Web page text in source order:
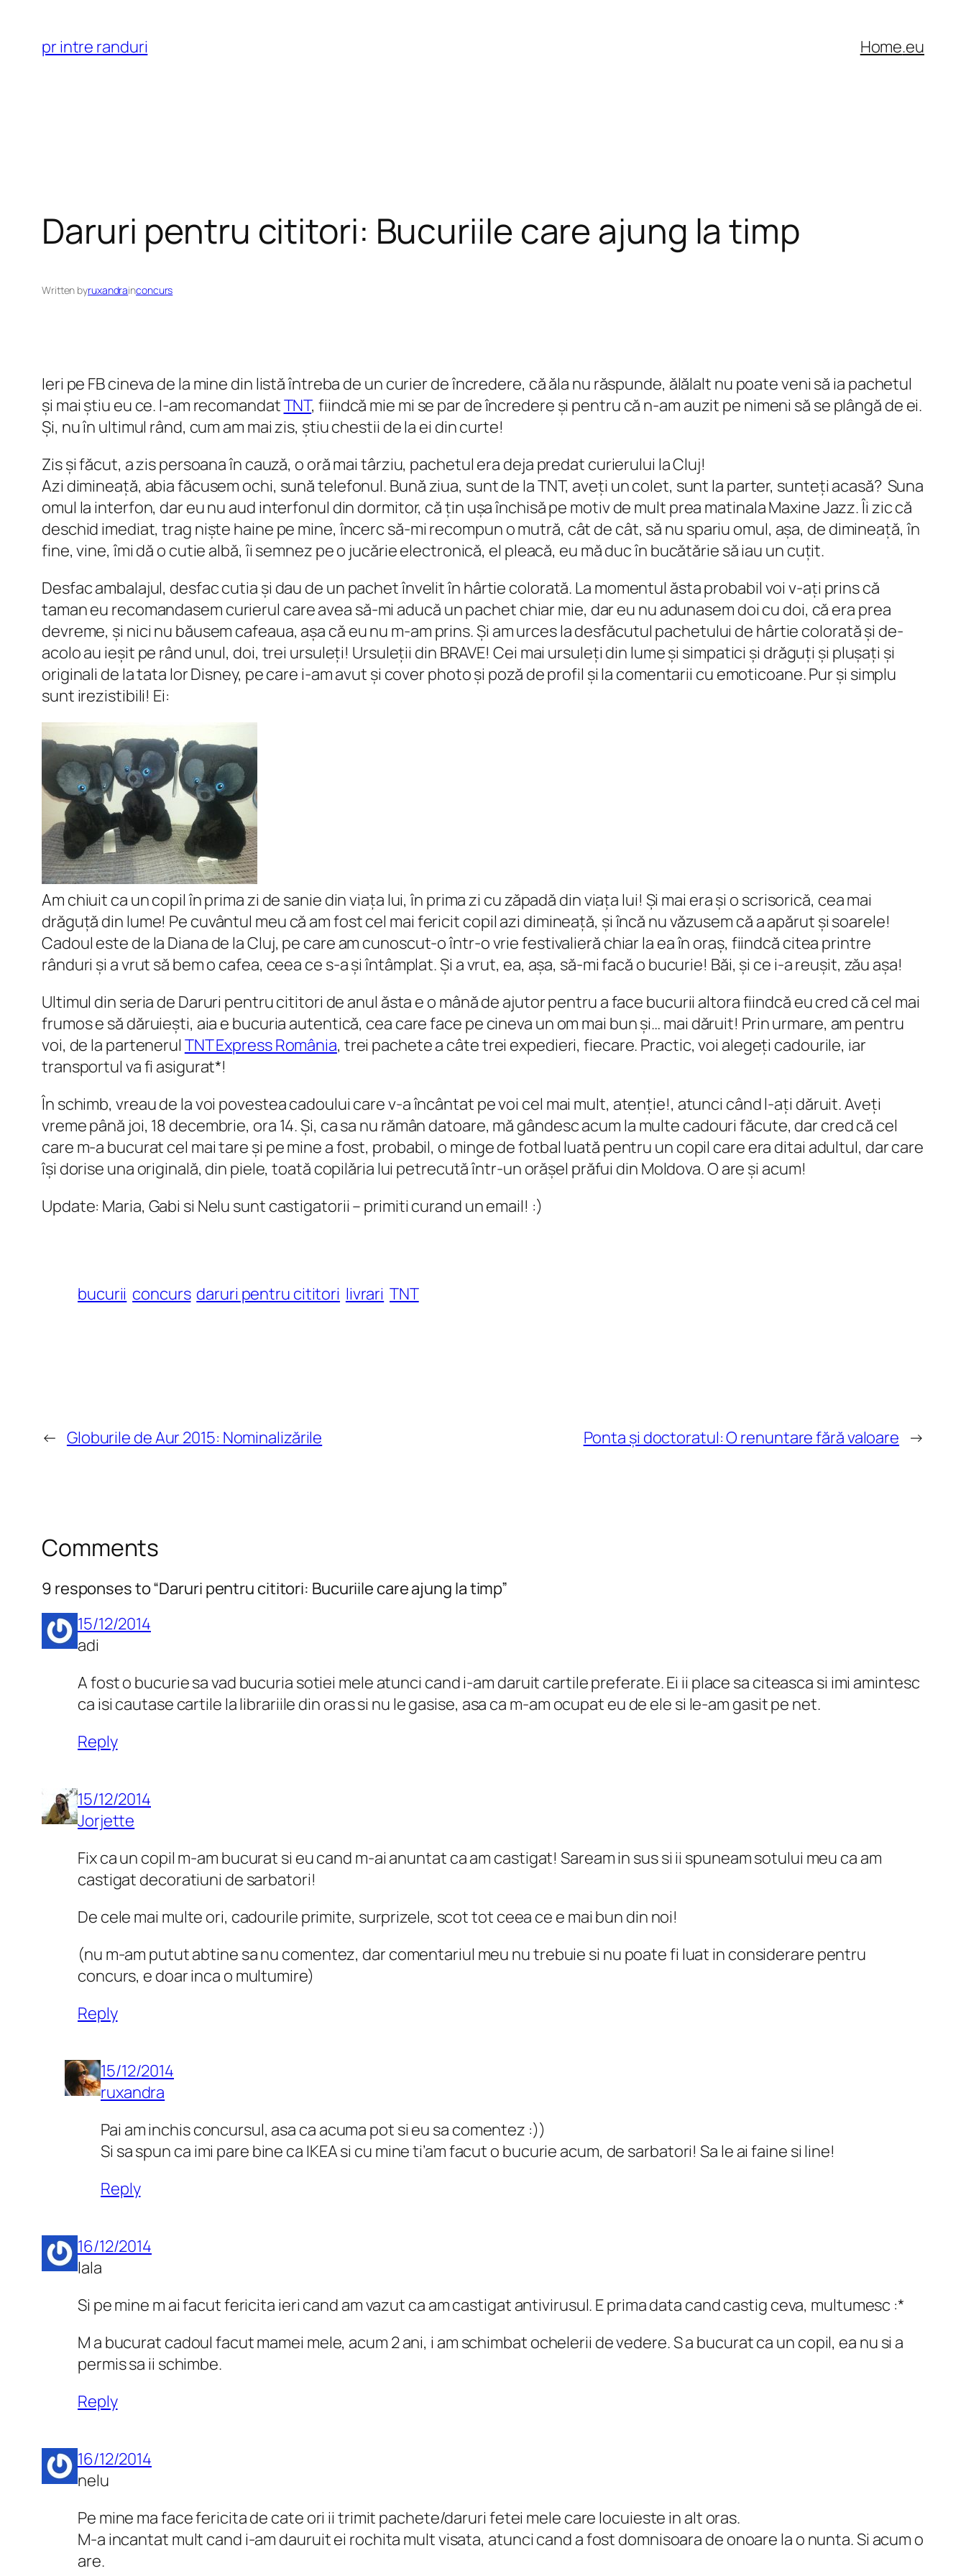
content
pr intre randuri Home.eu
Daruri pentru cititori: Bucuriile care ajung la timp
Written byruxandrainconcurs
Ieri pe FB cineva de la mine din listă întreba de un curier de încredere, că ăla nu răspunde, ălălalt nu poate veni să ia pachetul
și mai știu eu ce. I-am recomandatTNT, fiindcă mie mi se par de încredere și pentru că n-am auzit pe nimeni să se plângă de ei.
Și, nu în ultimul rând, cum am mai zis, știu chestii de la ei din curte!
Zis și făcut, a zis persoana în cauză, o oră mai târziu, pachetul era deja predat curierului la Cluj!
Azi dimineață, abia făcusem ochi, sună telefonul. Bună ziua, sunt de la TNT, aveți un colet, sunt la parter, sunteți acasă? Suna
omul la interfon, dar eu nu aud interfonul din dormitor, că țin ușa închisă pe motiv de mult prea matinala Maxine Jazz. Îi zic că
deschid imediat, trag niște haine pe mine, încerc să-mi recompun o mutră, cât de cât, să nu spariu omul, așa, de dimineață, în
fine, vine, îmi dă o cutie albă, îi semnez pe o jucărie electronică, el pleacă, eu mă duc în bucătărie să iau un cuțit.
Desfac ambalajul, desfac cutia și dau de un pachet învelit în hârtie colorată. La momentul ăsta probabil voi v-ați prins că
taman eu recomandasem curierul care avea să-mi aducă un pachet chiar mie, dar eu nu adunasem doi cu doi, că era prea
devreme, și nici nu băusem cafeaua, așa că eu nu m-am prins. Și am urces la desfăcutul pachetului de hârtie colorată și de-
acolo au ieșit pe rând unul, doi, trei ursuleți! Ursuleții din BRAVE! Cei mai ursuleți din lume și simpatici și drăguți și plușați și
originali de la tata lor Disney, pe care i-am avut și cover photo și poză de profil și la comentarii cu emoticoane. Pur și simplu
sunt irezistibili! Ei:
Am chiuit ca un copil în prima zi de sanie din viața lui, în prima zi cu zăpadă din viața lui! Și mai era și o scrisorică, cea mai
drăguță din lume! Pe cuvântul meu că am fost cel mai fericit copil azi dimineață, și încă nu văzusem că a apărut și soarele!
Cadoul este de la Diana de la Cluj, pe care am cunoscut-o într-o vrie festivalieră chiar la ea în oraș, fiindcă citea printre
rânduri și a vrut să bem o cafea, ceea ce s-a și întâmplat. Și a vrut, ea, așa, să-mi facă o bucurie! Băi, și ce i-a reușit, zău așa!
Ultimul din seria de Daruri pentru cititori de anul ăsta e o mână de ajutor pentru a face bucurii altora fiindcă eu cred că cel mai
frumos e să dăruiești, aia e bucuria autentică, cea care face pe cineva un om mai bun și… mai dăruit! Prin urmare, am pentru
voi, de la partenerul TNT Express România, trei pachete a câte trei expedieri, fiecare. Practic, voi alegeți cadourile, iar
transportul va fi asigurat*!
În schimb, vreau de la voi povestea cadoului care v-a încântat pe voi cel mai mult, atenție!, atunci când l-ați dăruit. Aveți
vreme până joi, 18 decembrie, ora 14. Și, ca sa nu rămân datoare, mă gândesc acum la multe cadouri făcute, dar cred că cel
care m-a bucurat cel mai tare și pe mine a fost, probabil, o minge de fotbal luată pentru un copil care era ditai adultul, dar care
își dorise una originală, din piele, toată copilăria lui petrecută într-un orășel prăfui din Moldova. O are și acum!
Update: Maria, Gabi si Nelu sunt castigatorii – primiti curand un email! :)
bucurii concurs daruri pentru cititori livrari TNT
← Globurile de Aur 2015: Nominalizările Ponta și doctoratul: O renuntare fără valoare →
Comments
9 responses to “Daruri pentru cititori: Bucuriile care ajung la timp”
15/12/2014
adi
A fost o bucurie sa vad bucuria sotiei mele atunci cand i-am daruit cartile preferate. Ei ii place sa citeasca si imi amintesc
ca isi cautase cartile la librariile din oras si nu le gasise, asa ca m-am ocupat eu de ele si le-am gasit pe net.
Reply
15/12/2014
Jorjette
Fix ca un copil m-am bucurat si eu cand m-ai anuntat ca am castigat! Saream in sus si ii spuneam sotului meu ca am
castigat decoratiuni de sarbatori!
De cele mai multe ori, cadourile primite, surprizele, scot tot ceea ce e mai bun din noi!
(nu m-am putut abtine sa nu comentez, dar comentariul meu nu trebuie si nu poate fi luat in considerare pentru
concurs, e doar inca o multumire)
Reply
15/12/2014
ruxandra
Pai am inchis concursul, asa ca acuma pot si eu sa comentez :))
Si sa spun ca imi pare bine ca IKEA si cu mine ti’am facut o bucurie acum, de sarbatori! Sa le ai faine si line!
Reply
16/12/2014
lala
Si pe mine m ai facut fericita ieri cand am vazut ca am castigat antivirusul. E prima data cand castig ceva, multumesc :*
M a bucurat cadoul facut mamei mele, acum 2 ani, i am schimbat ochelerii de vedere. S a bucurat ca un copil, ea nu si a
permis sa ii schimbe.
Reply
16/12/2014
nelu
Pe mine ma face fericita de cate ori ii trimit pachete/daruri fetei mele care locuieste in alt oras.
M-a incantat mult cand i-am dauruit ei rochita mult visata, atunci cand a fost domnisoara de onoare la o nunta. Si acum o
are.